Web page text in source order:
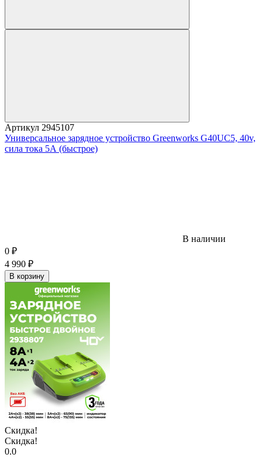
Артикул 2945107
Универсальное зарядное устройство Greenworks G40UC5, 40v,
сила тока 5А (быстрое)
В наличии
0 ₽
4 990 ₽
В корзину
Скидка!
Скидка!
0.0